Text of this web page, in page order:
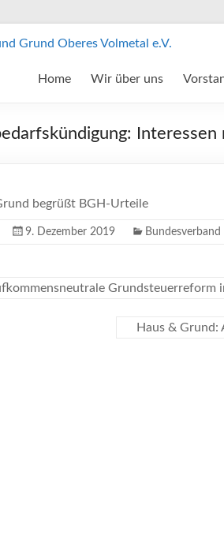
Home Wir über uns
begrüßt BGH-Urteile
9. Dezember 2019 Bundesverband
Grundsteuerreform
Haus &